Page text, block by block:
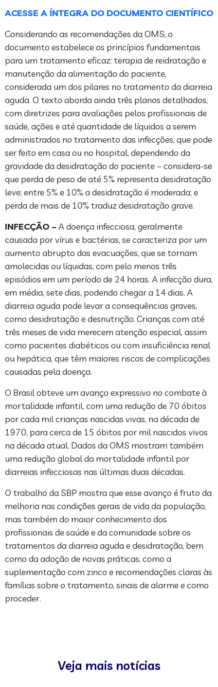
ACESSE A ÍNTEGRA DO DOCUMENTO CIENTÍFICO
Considerando as recomendações da OMS, o
documento estabelece os princípios fundamentais
para um tratamento eficaz: terapia de reidratação e
manutenção da alimentação do paciente,
considerada um dos pilares no tratamento da diarreia
aguda. O texto aborda ainda três planos detalhados,
com diretrizes para avaliações pelos profissionais de
saúde, ações e até quantidade de líquidos a serem
administrados no tratamento das infecções, que pode
ser feito em casa ou no hospital, dependendo da
gravidade da desidratação do paciente – considera-se
que perda de peso de até 5% representa desidratação
leve; entre 5% e 10% a desidratação é moderada; e
perda de mais de 10% traduz desidratação grave.
INFECÇÃO – A doença infecciosa, geralmente
causada por vírus e bactérias, se caracteriza por um
aumento abrupto das evacuações, que se tornam
amolecidas ou líquidas, com pelo menos três
episódios em um período de 24 horas. A infecção dura,
em média, sete dias, podendo chegar a 14 dias. A
diarreia aguda pode levar a consequências graves,
como desidratação e desnutrição. Crianças com até
três meses de vida merecem atenção especial, assim
como pacientes diabéticos ou com insuficiência renal
ou hepática, que têm maiores riscos de complicações
causadas pela doença.
O Brasil obteve um avanço expressivo no combate à
mortalidade infantil, com uma redução de 70 óbitos
por cada mil crianças nascidas vivas, na década de
1970, para cerca de 15 óbitos por mil nascidos vivos
na década atual. Dados da OMS mostram também
uma redução global da mortalidade infantil por
diarreias infecciosas nas últimas duas décadas.
O trabalho da SBP mostra que esse avanço é fruto da
melhoria nas condições gerais de vida da população,
mas também do maior conhecimento dos
profissionais de saúde e da comunidade sobre os
tratamentos da diarreia aguda e desidratação, bem
como da adoção de novas práticas, como a
suplementação com zinco e recomendações claras às
famílias sobre o tratamento, sinais de alarme e como
proceder.
Veja mais notícias